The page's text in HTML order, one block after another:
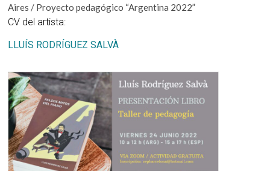
Aires / Proyecto pedagógico “Argentina 2022”
CV del artista:
LLUÍS RODRÍGUEZ SALVÀ